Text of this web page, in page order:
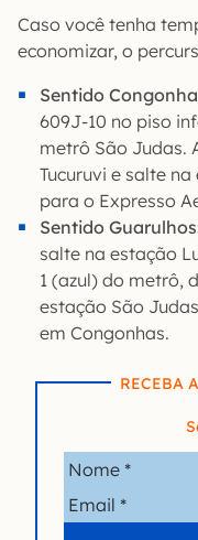
Caso você tenha
economizar, o
Sentido
609J-10 no piso
metrô São Judas.
Tucuruvi e salte
para o Expresso
Sentido
salte na estação
1 (azul) do metrô,
estação São
em Congonhas.
RECEBA